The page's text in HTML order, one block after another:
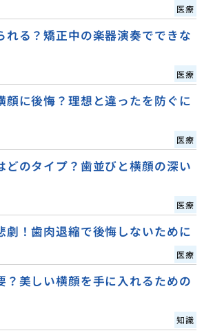
医療
れる？矯正中の楽器演奏でできな
医療
顔に後悔？理想と違ったを防ぐに
医療
どのタイプ？歯並びと横顔の深い
医療
劇！歯肉退縮で後悔しないために
医療
？美しい横顔を手に入れるための
知識